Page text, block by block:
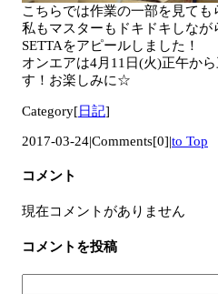
こちらでは作業の一部を見ても
私もマスターもドキドキしな
SETTAをアピールしました！
オンエアは4月11日(火)正午か
す！お楽しみに☆
Category[日記]
2017-03-24|Comments[0]|to Top
コメント
現在コメントがありません
コメントを投稿